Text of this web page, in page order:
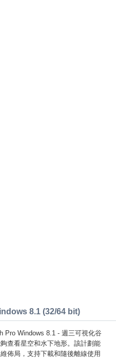
8.1 (32/64 bit)
Pro Windows 8.1 - 週三可視化谷
查看星空和水下地形。該計劃能
佈局，支持下載和隨後離線使用